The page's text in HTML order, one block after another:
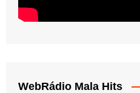
WebRádio Mala Hits